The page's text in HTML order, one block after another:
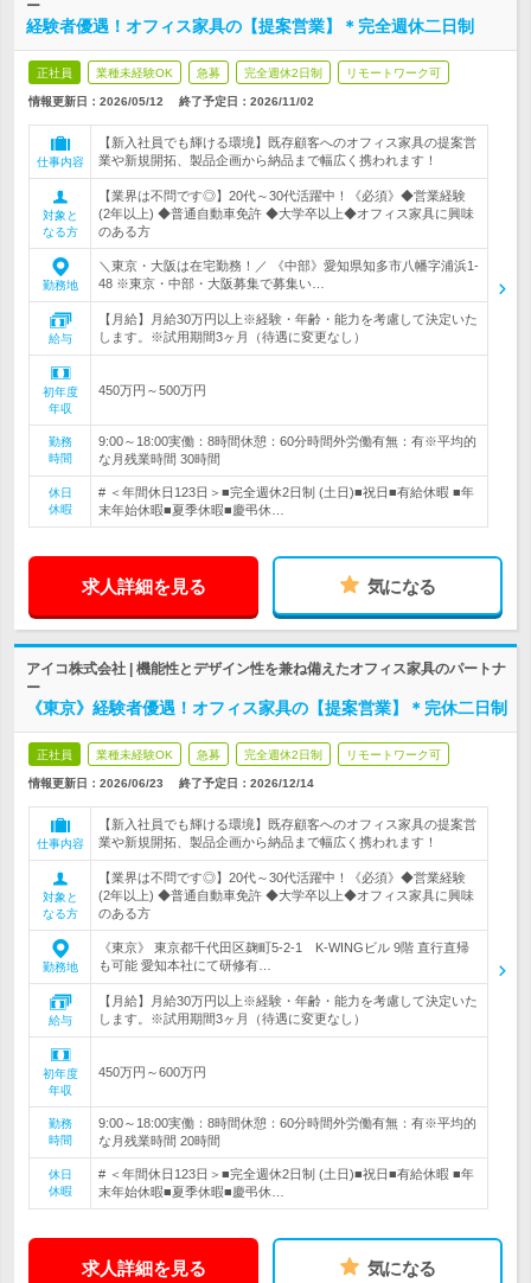
ー
経験者優遇！オフィス家具の【提案営業】＊完全週休二日制
正社員 業種未経験OK 急募 完全週休2日制 リモートワーク可
情報更新日：2026/05/12 終了予定日： 2026/11/02
仕事内容
【新入社員でも輝ける環境】既存顧客へのオフィス家具の提案営
業や新規開拓、製品企画から納品まで幅広く携われます！
対象と
なる方
【業界は不問です◎】20代～30代活躍中！《必須》◆営業経験
(2年以上) ◆普通自動車免許 ◆大学卒以上◆オフィス家具に興味
のある方
勤務地
＼東京・大阪は在宅勤務！／ 《中部》愛知県知多市八幡字浦浜1-
48 ※東京・中部・大阪募集で募集い…
給与
【月給】月給30万円以上※経験・年齢・能力を考慮して決定いた
します。※試用期間3ヶ月（待遇に変更なし）
初年度
年収
450万円～500万円
勤務
時間
9:00～18:00実働：8時間休憩：60分時間外労働有無：有※平均的
な月残業時間 30時間
休日
休暇
# ＜年間休日123日＞■完全週休2日制 (土日)■祝日■有給休暇 ■年
末年始休暇■夏季休暇■慶弔休…
求人詳細を見る 気になる
アイコ株式会社 | 機能性とデザイン性を兼ね備えたオフィス家具のパートナ
ー
《東京》経験者優遇！オフィス家具の【提案営業】＊完休二日制
正社員 業種未経験OK 急募 完全週休2日制 リモートワーク可
情報更新日：2026/06/23 終了予定日： 2026/12/14
仕事内容
【新入社員でも輝ける環境】既存顧客へのオフィス家具の提案営
業や新規開拓、製品企画から納品まで幅広く携われます！
対象と
なる方
【業界は不問です◎】20代～30代活躍中！《必須》◆営業経験
(2年以上) ◆普通自動車免許 ◆大学卒以上◆オフィス家具に興味
のある方
勤務地
《東京》 東京都千代田区麹町5-2-1 K-WINGビル 9階 直行直帰
も可能 愛知本社にて研修有…
給与
【月給】月給30万円以上※経験・年齢・能力を考慮して決定いた
します。※試用期間3ヶ月（待遇に変更なし）
初年度
年収
450万円～600万円
勤務
時間
9:00～18:00実働：8時間休憩：60分時間外労働有無：有※平均的
な月残業時間 20時間
休日
休暇
# ＜年間休日123日＞■完全週休2日制 (土日)■祝日■有給休暇 ■年
末年始休暇■夏季休暇■慶弔休…
求人詳細を見る 気になる